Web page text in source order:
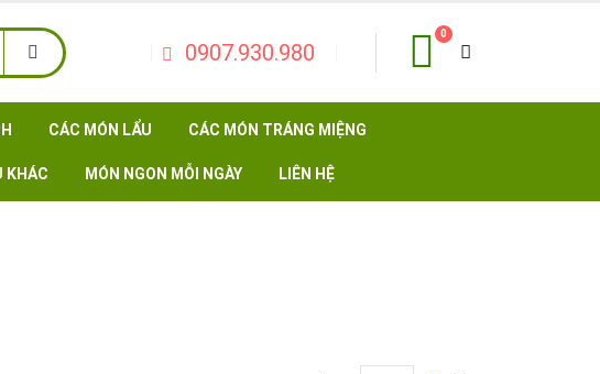
0907.930.980
0
CÁC MÓN LẨU CÁC MÓN TRÁNG MIỆNG
KHÁC MÓN NGON MỖI NGÀY LIÊN HỆ